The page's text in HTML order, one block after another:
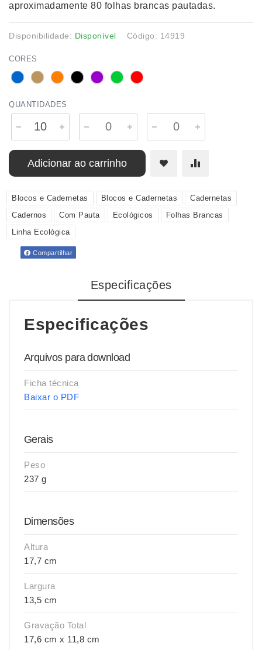
aproximadamente 80 folhas brancas pautadas.
Disponibilidade: Disponível Código: 14919
CORES
QUANTIDADES
Adicionar ao carrinho
Blocos e Cadernetas Blocos e Cadernetas
Cadernetas
Cadernos
Com Pauta Ecológicos
Folhas Brancas
Linha Ecológica
Compartilhar
Especificações
Especificações
Arquivos para download
Ficha técnica
Baixar o PDF
Gerais
Peso
237 g
Dimensões
Altura
17,7 cm
Largura
13,5 cm
Gravação Total
17,6 cm x 11,8 cm